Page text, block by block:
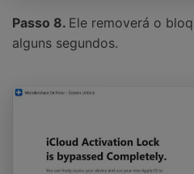
Passo 8. Ele removerá o
alguns segundos.